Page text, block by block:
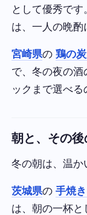
として優秀で
は、一人の晩酌
宮崎県の鶏の
で、冬の夜の
ックまで選べる
朝と、その後
冬の朝は、温か
茨城県の手焼
は、朝の一杯